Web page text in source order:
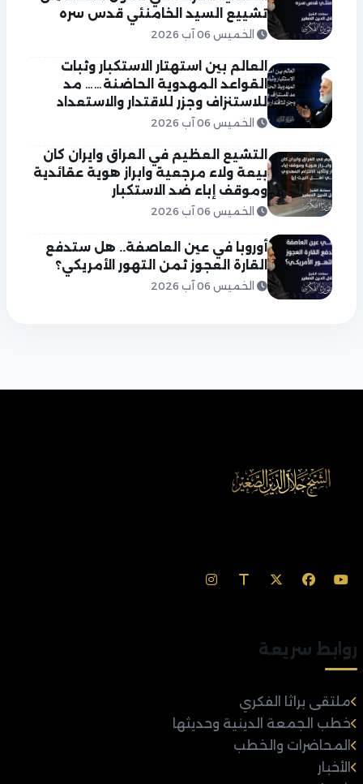
تشييع السيد الخامنئي قدس سره
الخميس 06 آب 2026
العالم بين استهتار الاستكبار وثبات
القواعد المهدوية الحاضنة…… مد
للاستنزاف وجزر للاقتدار والاستعداد
الخميس 06 آب 2026
التشيع العظيم في العراق وايران كان
بيعة ولاء مرجعية وابراز هوية عقائدية
وموقف إباء ضد الاستكبار
الخميس 06 آب 2026
أوروبا في عين العاصفة.. هل ستدفع
القارة العجوز ثمن التهور الأمريكي؟
الخميس 06 آب 2026
روابط سريعة
ملتقى براثا الفكري
خطب الجمعة الدينية وحديثها
المحاضرات والخطب
الأخبار